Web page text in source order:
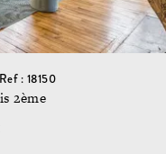
Ref : 18150
2ème